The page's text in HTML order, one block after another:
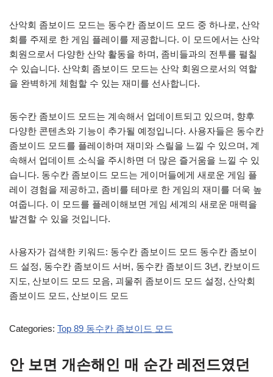
산악회 좀보이드 모드는 동수칸 좀보이드 모드 중 하나로, 산악
회를 주제로 한 게임 플레이를 제공합니다. 이 모드에서는 산악
회원으로서 다양한 산악 활동을 하며, 좀비들과의 전투를 펼칠
수 있습니다. 산악회 좀보이드 모드는 산악 회원으로서의 역할
을 완벽하게 체험할 수 있는 재미를 선사합니다.
동수칸 좀보이드 모드는 계속해서 업데이트되고 있으며, 향후
다양한 콘텐츠와 기능이 추가될 예정입니다. 사용자들은 동수칸
좀보이드 모드를 플레이하며 재미와 스릴을 느낄 수 있으며, 계
속해서 업데이트 소식을 주시하면 더 많은 즐거움을 느낄 수 있
습니다. 동수칸 좀보이드 모드는 게이머들에게 새로운 게임 플
레이 경험을 제공하고, 좀비를 테마로 한 게임의 재미를 더욱 높
여줍니다. 이 모드를 플레이해보면 게임 세계의 새로운 매력을
발견할 수 있을 것입니다.
사용자가 검색한 키워드: 동수칸 좀보이드 모드 동수칸 좀보이
드 설정, 동수칸 좀보이드 서버, 동수칸 좀보이드 3년, 칸보이드
지도, 산보이드 모드 모음, 괴물쥐 좀보이드 모드 설정, 산악회
좀보이드 모드, 산보이드 모드
Categories: Top 89 동수칸 좀보이드 모드
안 보면 개손해인 매 순간 레전드였던